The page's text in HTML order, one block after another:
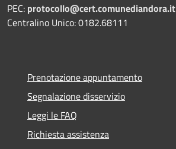
PEC: protocollo@cert.comunediandora.it
Centralino Unico: 0182.68111
Prenotazione appuntamento
Segnalazione disservizio
Leggi le FAQ
Richiesta assistenza